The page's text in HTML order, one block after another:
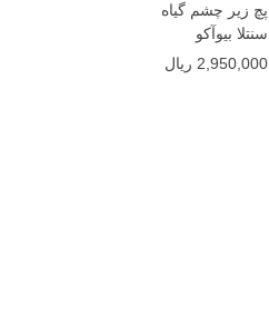
پچ زیر چشم گیاه
سنتلا بیوآکو
2,950,000 ریال